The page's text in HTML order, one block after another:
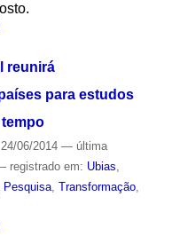
reunirá
para estudos
06/2014 — última
registrado em: Ubias
Pesquisa, Transformação,